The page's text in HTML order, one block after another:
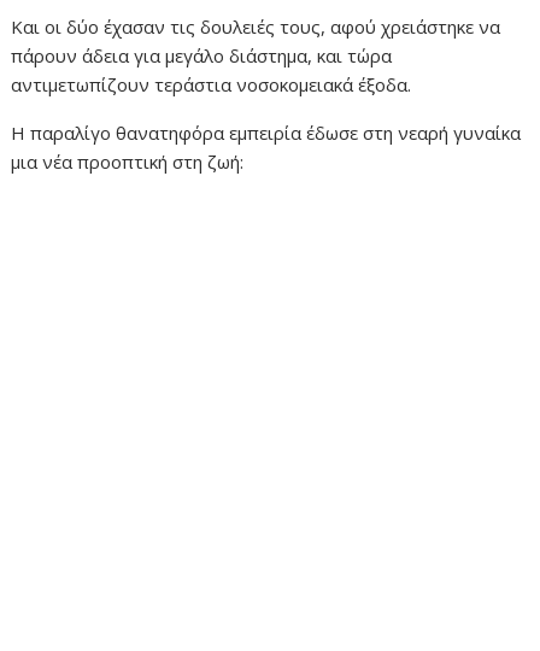
Και οι δύο έχασαν τις δουλειές τους, αφού χρειάστηκε να
πάρουν άδεια για μεγάλο διάστημα, και τώρα
αντιμετωπίζουν τεράστια νοσοκομειακά έξοδα.
Η παραλίγο θανατηφόρα εμπειρία έδωσε στη νεαρή γυναίκα
μια νέα προοπτική στη ζωή: